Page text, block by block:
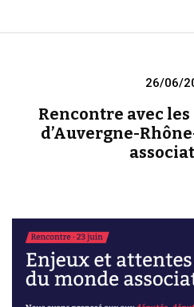
26/06/
Rencontre avec
d’Auvergne-